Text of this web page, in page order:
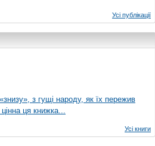
Усі публікації
з гущі народу, як їх пережив
ця книжка...
Усі книги